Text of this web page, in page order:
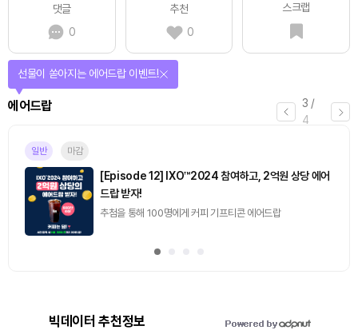
댓글
0
추천
0
스크랩
3 /
4
에어드랍
선물이 쏟아지는 에어드랍 이벤트!
일반 마감
[Episode 12] IXO™2024 참여하고, 2억원 상당 에어
드랍 받자!
추첨을 통해 100명에게 커피 기프티콘 에어드랍
빅데이터 추천정보